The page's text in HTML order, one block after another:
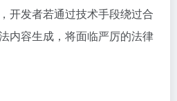
开发者若通过技术手段绕过合
内容生成，将面临严厉的法律